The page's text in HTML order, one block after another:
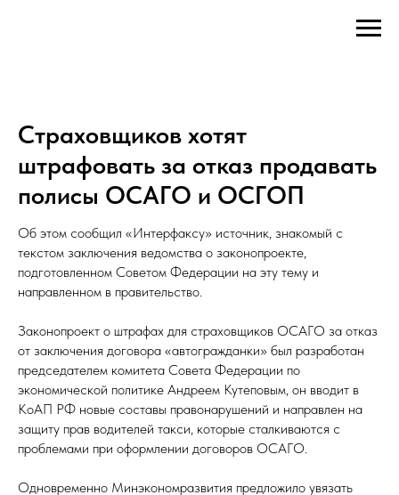
Страховщиков хотят
штрафовать за отказ продавать
полисы ОСАГО и ОСГОП
Об этом сообщил «Интерфаксу» источник, знакомый с
текстом заключения ведомства о законопроекте,
подготовленном Советом Федерации на эту тему и
направленном в правительство.
Законопроект о штрафах для страховщиков ОСАГО за отказ
от заключения договора «автогражданки» был разработан
председателем комитета Совета Федерации по
экономической политике Андреем Кутеповым, он вводит в
КоАП РФ новые составы правонарушений и направлен на
защиту прав водителей такси, которые сталкиваются с
проблемами при оформлении договоров ОСАГО.
Одновременно Минэкономразвития предложило увязать